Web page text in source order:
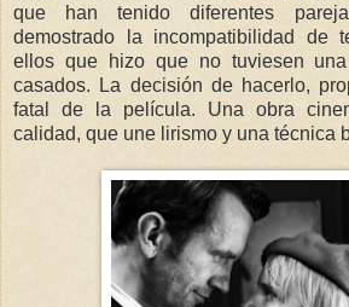
que han tenido diferentes
demostrado la incompatibilidad de
ellos que hizo que no tuviesen
casados. La decisión de hacerlo,
fatal de la película. Una obra
calidad, que une lirismo y una técnica